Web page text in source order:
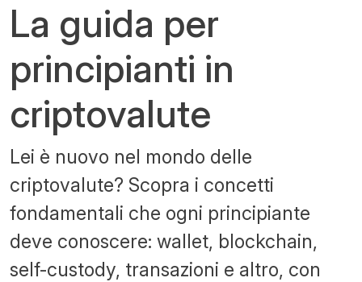
La guida per
principianti in
criptovalute
Lei è nuovo nel mondo delle
criptovalute? Scopra i concetti
fondamentali che ogni principiante
deve conoscere: wallet, blockchain,
self-custody, transazioni e altro, con